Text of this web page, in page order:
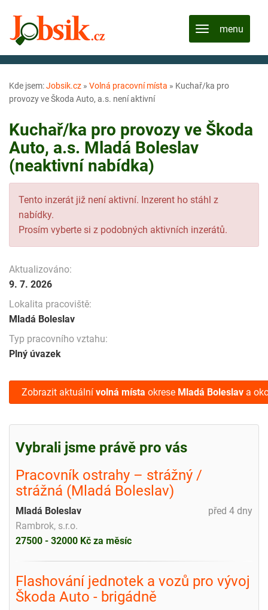
Kde jsem:Jobsik.cz » Volná pracovní místa » Kuchař/ka pro
provozy ve Škoda Auto, a.s. není aktivní
Kuchař/ka pro provozy ve Škoda
Auto, a.s. Mladá Boleslav
(neaktivní nabídka)
Tento inzerát již není aktivní. Inzerent ho stáhl z
nabídky.
Prosím vyberte si z podobných aktivních inzerátů.
Aktualizováno:
9. 7. 2026
Lokalita pracoviště:
Mladá Boleslav
Typ pracovního vztahu:
Plný úvazek
Zobrazit aktuální volná místa okrese Mladá Boleslav a
Vybrali jsme právě pro vás
Pracovník ostrahy – strážný /
strážná (Mladá Boleslav)
před 4 dny
Mladá Boleslav
Rambrok, s.r.o.
27500 - 32000 Kč za měsíc
Flashování jednotek a vozů pro vývoj
Škoda Auto - brigádně